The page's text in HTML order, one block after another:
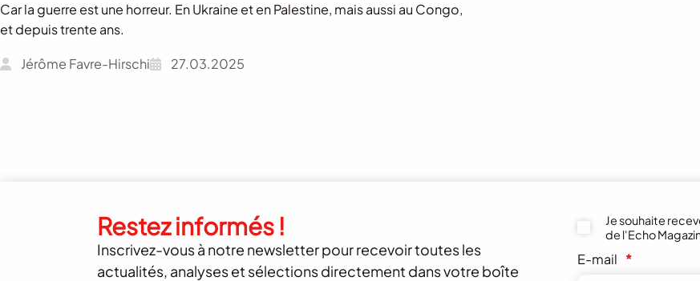
Car la guerre est une horreur. En Ukraine et en Palestine, mais aussi au Congo,
et depuis trente ans.
Jérôme Favre-Hirschi 27.03.2025
Restez informés !
Inscrivez-vous à notre newsletter pour recevoir toutes les
actualités, analyses et sélections directement dans votre boîte
Je souhaite
de l'Echo
E-mail *